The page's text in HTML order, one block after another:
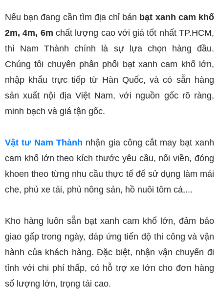
Nếu bạn đang cần tìm địa chỉ bán bạt xanh cam khổ
2m, 4m, 6m chất lượng cao với giá tốt nhất TP.HCM,
thì Nam Thành chính là sự lựa chọn hàng đầu.
Chúng tôi chuyên phân phối bạt xanh cam khổ lớn,
nhập khẩu trực tiếp từ Hàn Quốc, và có sẵn hàng
sản xuất nội địa Việt Nam, với nguồn gốc rõ ràng,
minh bạch và giá tận gốc.
Vật tư Nam Thành nhận gia công cắt may bạt xanh
cam khổ lớn theo kích thước yêu cầu, nối viền, đóng
khoen theo từng nhu cầu thực tế để sử dụng làm mái
che, phủ xe tải, phủ nông sản, hồ nuôi tôm cá,...
Kho hàng luôn sẵn bạt xanh cam khổ lớn, đảm bảo
giao gấp trong ngày, đáp ứng tiến độ thi công và vận
hành của khách hàng. Đặc biệt, nhận vận chuyển đi
tỉnh với chi phí thấp, có hỗ trợ xe lớn cho đơn hàng
số lượng lớn, trọng tải cao.